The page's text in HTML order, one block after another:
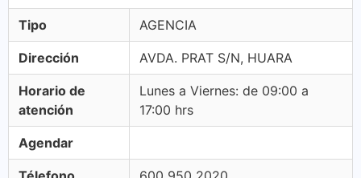
Tipo AGENCIA
Dirección AVDA. PRAT S/N, HUARA
Horario de
atención
Lunes a Viernes: de 09:00 a
17:00 hrs
Agendar